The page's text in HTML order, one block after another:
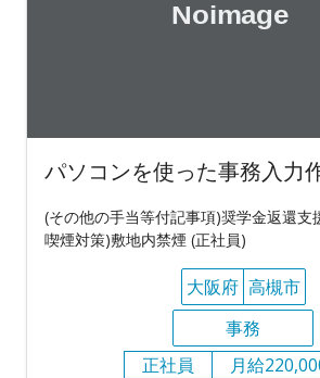
パソコンを使った事務入力
(その他の手当等付記事項)奨学金返還支
喫煙対策)敷地内禁煙 (正社員)
大阪府 高槻市
事務
正社員
月給